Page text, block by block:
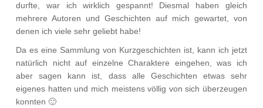
durfte, war ich wirklich gespannt! Diesmal haben gleich
mehrere Autoren und Geschichten auf mich gewartet, von
denen ich viele sehr geliebt habe!
Da es eine Sammlung von Kurzgeschichten ist, kann ich jetzt
natürlich nicht auf einzelne Charaktere eingehen, was ich
aber sagen kann ist, dass alle Geschichten etwas sehr
eigenes hatten und mich meistens völlig von sich überzeugen
konnten 🙂